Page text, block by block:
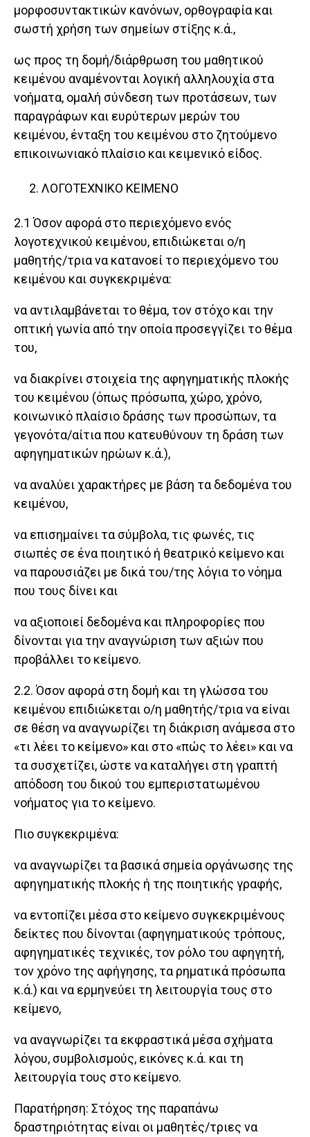
μορφοσυντακτικών κανόνων, ορθογραφία και
σωστή χρήση των σημείων στίξης κ.ά.,
ως προς τη δομή/διάρθρωση του μαθητικού
κειμένου αναμένονται λογική αλληλουχία στα
νοήματα, ομαλή σύνδεση των προτάσεων, των
παραγράφων και ευρύτερων μερών του
κειμένου, ένταξη του κειμένου στο ζητούμενο
επικοινωνιακό πλαίσιο και κειμενικό είδος.
ΛΟΓΟΤΕΧΝΙΚΟ ΚΕΙΜΕΝΟ
2.1 Όσον αφορά στο περιεχόμενο ενός
λογοτεχνικού κειμένου, επιδιώκεται ο/η
μαθητής/τρια να κατανοεί το περιεχόμενο του
κειμένου και συγκεκριμένα:
να αντιλαμβάνεται το θέμα, τον στόχο και την
οπτική γωνία από την οποία προσεγγίζει το θέμα
του,
να διακρίνει στοιχεία της αφηγηματικής πλοκής
του κειμένου (όπως πρόσωπα, χώρο, χρόνο,
κοινωνικό πλαίσιο δράσης των προσώπων, τα
γεγονότα/αίτια που κατευθύνουν τη δράση των
αφηγηματικών ηρώων κ.ά.),
να αναλύει χαρακτήρες με βάση τα δεδομένα του
κειμένου,
να επισημαίνει τα σύμβολα, τις φωνές, τις
σιωπές σε ένα ποιητικό ή θεατρικό κείμενο και
να παρουσιάζει με δικά του/της λόγια το νόημα
που τους δίνει και
να αξιοποιεί δεδομένα και πληροφορίες που
δίνονται για την αναγνώριση των αξιών που
προβάλλει το κείμενο.
2.2. Όσον αφορά στη δομή και τη γλώσσα του
κειμένου επιδιώκεται ο/η μαθητής/τρια να είναι
σε θέση να αναγνωρίζει τη διάκριση ανάμεσα στο
«τι λέει το κείμενο» και στο «πώς το λέει» και να
τα συσχετίζει, ώστε να καταλήγει στη γραπτή
απόδοση του δικού του εμπεριστατωμένου
νοήματος για το κείμενο.
Πιο συγκεκριμένα:
να αναγνωρίζει τα βασικά σημεία οργάνωσης της
αφηγηματικής πλοκής ή της ποιητικής γραφής,
να εντοπίζει μέσα στο κείμενο συγκεκριμένους
δείκτες που δίνονται (αφηγηματικούς τρόπους,
αφηγηματικές τεχνικές, τον ρόλο του αφηγητή,
τον χρόνο της αφήγησης, τα ρηματικά πρόσωπα
κ.ά.) και να ερμηνεύει τη λειτουργία τους στο
κείμενο,
να αναγνωρίζει τα εκφραστικά μέσα σχήματα
λόγου, συμβολισμούς, εικόνες κ.ά. και τη
λειτουργία τους στο κείμενο.
Παρατήρηση: Στόχος της παραπάνω
δραστηριότητας είναι οι μαθητές/τριες να